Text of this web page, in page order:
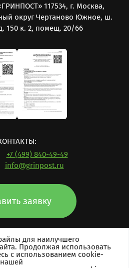
117534, г. Москва,
округ Чертаново Южное, ш.
150 к. 2, помещ. 20/66
+7 (499) 840-49-49
info@grinpost.ru
заявку
© 2017-2026
для наилучшего
Продолжая использовать
с использованием cookie-